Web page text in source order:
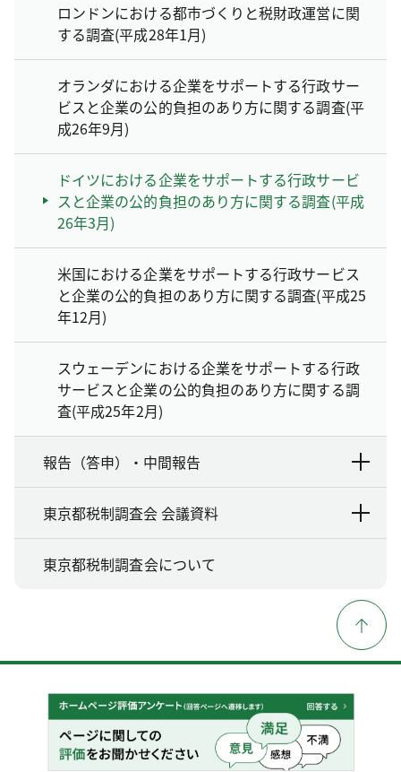
ロンドンにおける都市づくりと税財政運営に関
する調査(平成28年1月)
オランダにおける企業をサポートする行政サー
ビスと企業の公的負担のあり方に関する調査(平
成26年9月)
ドイツにおける企業をサポートする行政サービ
スと企業の公的負担のあり方に関する調査(平成
26年3月)
米国における企業をサポートする行政サービス
と企業の公的負担のあり方に関する調査(平成25
年12月)
スウェーデンにおける企業をサポートする行政
サービスと企業の公的負担のあり方に関する調
査(平成25年2月)
報告（答申）・中間報告
東京都税制調査会 会議資料
東京都税制調査会について